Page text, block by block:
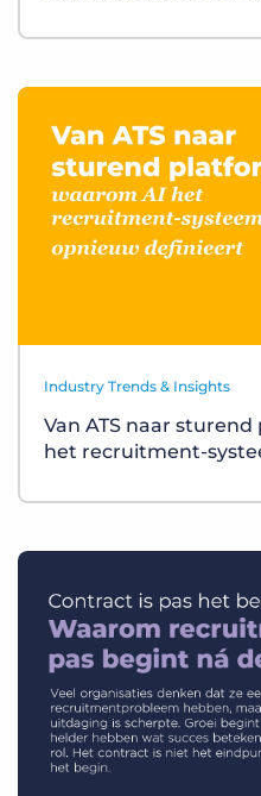
Industry Trends & Insights
Van ATS naar
het recruitment-